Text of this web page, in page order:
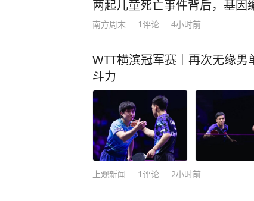
寂下来，不再被饭局、人情所绑
亦或是学习一项特长，陶冶性情，修炼内心。 有一天你会发现
闹填补空虚，优秀的人以独处成
把时间都用来专注于自身的修行，便可守住长久的
许三多，一个人独守军营半年，
平凡的小事做好，就是不平凡。 他一个人跑步，一个人修炼自己的内心与意志，也塑
造了优良的品格。最终被成为了最好
们，会更加明确自己的人生目标
人而活，而是勇敢地追随自己内心的声音。 就像莫言，在面对外
疑和批评时，他没有随波逐流，
两起儿童死亡事件背后，基因
南方周末 1评论 4小时前
WTT横滨冠军赛｜再次无缘
斗力
上观新闻 1评论 2小时前